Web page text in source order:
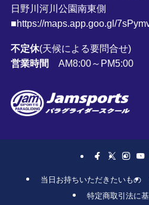
日野川河川公園南東側
■https://maps.app.goo.gl/
不定休(天候による要問合せ)
営業時間
AM8:00～PM5:00
当日お持ちいただきたいもの
特定商取引法に